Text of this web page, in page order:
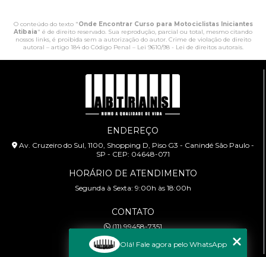
O conteúdo do texto "Onde Encontrar Curso para Motociclistas Iniciantes
Atibaia" é de direito reservado. Sua reprodução, parcial ou total, mesmo citando
nossos links, é proibida sem a autorização do autor. Crime de violação de direito
autoral – artigo 184 do Código Penal – Lei 9610/98 - Lei de direitos autorais.
ENDEREÇO
Av. Cruzeiro do Sul, 1100, Shopping D, Piso G3 - Canindé São Paulo -
SP - CEP: 04648-071
HORÁRIO DE ATENDIMENTO
Segunda à Sexta: 9:00h às 18:00h
CONTATO
(11) 99458-7351
cursoabtrans@gmail.com
Olá! Fale agora pelo WhatsApp